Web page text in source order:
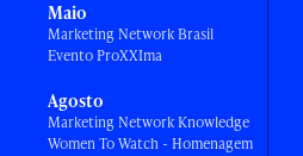
Maio
Marketing Network Brasil
Evento ProXXIma
Agosto
Marketing Network Knowledge
Women To Watch - Homenagem